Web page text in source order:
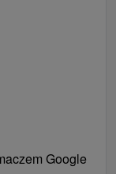
20 / osoba
Google